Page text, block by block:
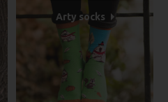
Arty socks